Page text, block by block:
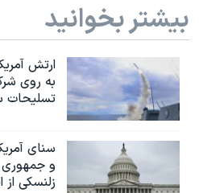
بیشتر بخوانید
ارتش
به روی
تسلیحات
سنای
و جمهوری
زلنسکی از